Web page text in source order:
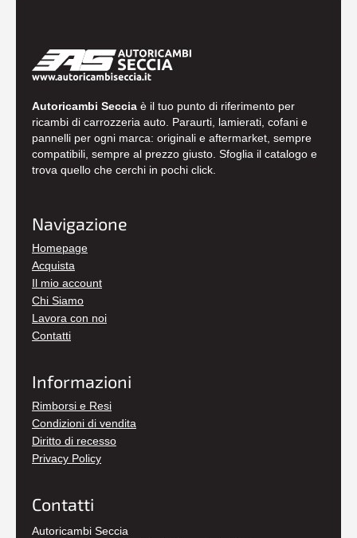
Autoricambi Seccia è il tuo punto di riferimento per
ricambi di carrozzeria auto. Paraurti, lamierati, cofani e
pannelli per ogni marca: originali e aftermarket, sempre
compatibili, sempre al prezzo giusto. Sfoglia il catalogo e
trova quello che cerchi in pochi click.
Navigazione
Homepage
Acquista
Il mio account
Chi Siamo
Lavora con noi
Contatti
Informazioni
Rimborsi e Resi
Condizioni di vendita
Diritto di recesso
Privacy Policy
Contatti
Autoricambi Seccia